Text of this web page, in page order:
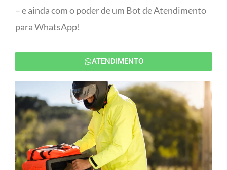
– e ainda com o poder de um Bot de Atendimento
para WhatsApp!
ATENDIMENTO